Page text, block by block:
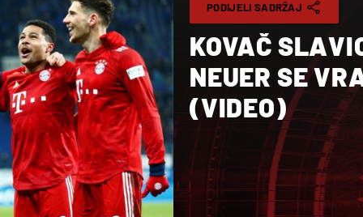
PODIJELI SADRŽAJ
KOVAČ
NEUER SE
(VIDEO)